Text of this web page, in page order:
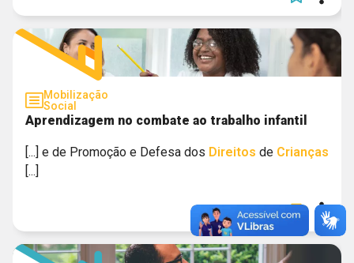
Mobilização
Social
Aprendizagem no combate ao trabalho infantil
[...] e de Promoção e Defesa dos Direitos de Crianças
[...]